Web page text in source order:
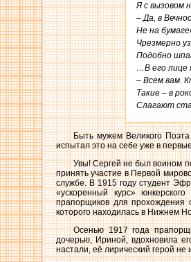
Я с вызовом
– Да, в
Не на
Чрезмерно
Подобно
…В его лице
– Всем вам.
Такие – в
Слагают
Быть мужем Великого
испытал это на себе уже в
Увы! Сергей не был воином
принять участие в Первой
службе. В 1915 году студент
«ускоренный курс»
прапорщиков для прохождения
которого находилась в Нижнем
Осенью 1917 года
дочерью, Ириной, вдохновила
настали, её лирический герой